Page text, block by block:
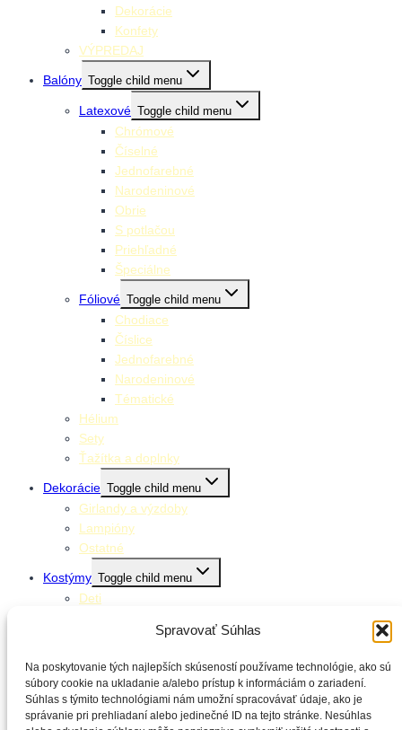
Spravovať Súhlas
Na poskytovanie tých najlepších skúseností používame technológie, ako sú
súbory cookie na ukladanie a/alebo prístup k informáciám o zariadení.
Súhlas s týmito technológiami nám umožní spracovávať údaje, ako je
správanie pri prehliadaní alebo jedinečné ID na tejto stránke. Nesúhlas
Dekorácie
Konfety
VÝPREDAJ
Balóny Toggle child menu
Latexové Toggle child menu
Chrómové
Číselné
Jednofarebné
Narodeninové
Obrie
S potlačou
Priehľadné
Špeciálne
Fóliové Toggle child menu
Chodiace
Číslice
Jednofarebné
Narodeninové
Tématické
Hélium
Sety
Ťažítka a doplnky
Dekorácie Toggle child menu
Girlandy a výzdoby
Lampióny
Ostatné
Kostýmy Toggle child menu
Deti
Doplnky ku kostýmom
Stolovanie Toggle child menu
Klobúčiky
Obrúsky